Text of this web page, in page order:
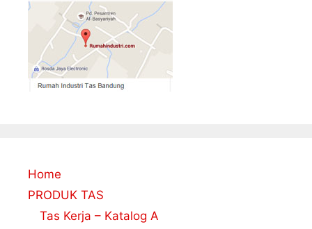
Home
PRODUK TAS
Tas Kerja – Katalog A